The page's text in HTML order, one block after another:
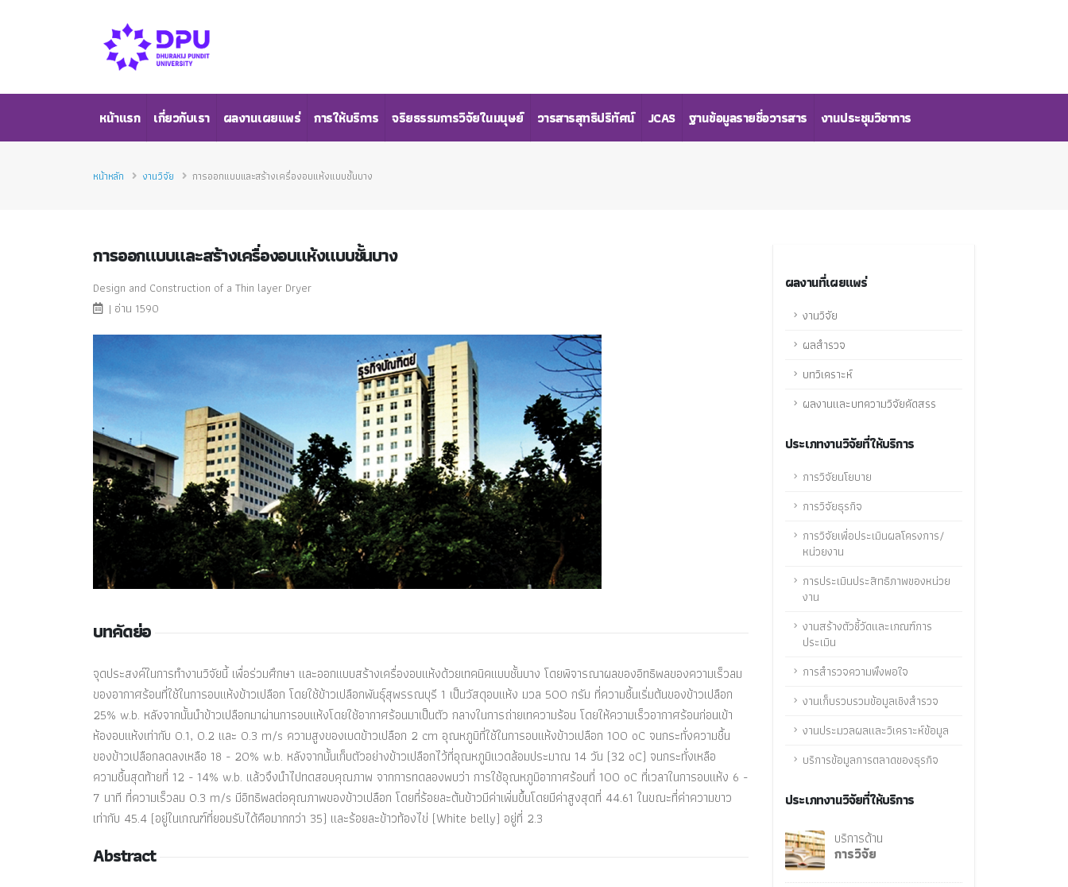
หน้าแรก เกี่ยวกับเรา ผลงานเผยแพร่ การให้บริการ จริยธรรมการวิจัยในมนุษย์ วารสารสุทธิปริทัศน์ JCAS ฐานข้อมูลรายชื่อวารสาร งานประชุมวิชาการ
หน้าหลัก งานวิจัย การออกแบบและสร้างเครื่องอบแห้งแบบชั้นบาง
การออกแบบและสร้างเครื่องอบแห้งแบบชั้นบาง
Design and Construction of a Thin layer Dryer
| อ่าน 1590
บทคัดย่อ
จุดประสงค์ในการทำงานวิจัยนี้ เพื่อร่วมศึกษา และออกแบบสร้างเครื่องอบแห้งด้วยเทคนิคแบบชั้นบาง โดยพิจารณาผลของอิทธิพลของความเร็วลม
ของอากาศร้อนที่ใช้ในการอบแห้งข้าวเปลือก โดยใช้ข้าวเปลือกพันธุ์สุพรรณบุรี 1 เป็นวัสดุอบแห้ง มวล 500 กรัม ที่ความชื้นเริ่มต้นของข้าวเปลือก
25% w.b. หลังจากนั้นนำข้าวเปลือกมาผ่านการอบแห้งโดยใช้อากาศร้อนมาเป็นตัว กลางในการถ่ายเทความร้อน โดยให้ความเร็วอากาศร้อนก่อนเข้า
ห้องอบแห้งเท่ากับ 0.1, 0.2 และ 0.3 m/s ความสูงของเบดข้าวเปลือก 2 cm อุณหภูมิที่ใช้ในการอบแห้งข้าวเปลือก 100 oC จนกระทั่งความชื้น
ของข้าวเปลือกลดลงเหลือ 18 - 20% w.b. หลังจากนั้นเก็บตัวอย่างข้าวเปลือกไว้ที่อุณหภูมิแวดล้อมประมาณ 14 วัน (32 oC) จนกระทั่งเหลือ
ความชื้นสุดท้ายที่ 12 - 14% w.b. แล้วจึงนำไปทดสอบคุณภาพ จากการทดลองพบว่า การใช้อุณหภูมิอากาศร้อนที่ 100 oC ที่เวลาในการอบแห้ง 6 -
7 นาที ที่ความเร็วลม 0.3 m/s มีอิทธิพลต่อคุณภาพของข้าวเปลือก โดยที่ร้อยละต้นข้าวมีค่าเพิ่มขึ้นโดยมีค่าสูงสุดที่ 44.61 ในขณะที่ค่าความขาว
เท่ากับ 45.4 (อยู่ในเกณฑ์ที่ยอมรับได้คือมากกว่า 35) และร้อยละข้าวท้องไข่ (White belly) อยู่ที่ 2.3
Abstract
ผลงานที่เผยแพร่
งานวิจัย
ผลสำรวจ
บทวิเคราะห์
ผลงานและบทความวิจัยคัดสรร
ประเภทงานวิจัยที่ให้บริการ
การวิจัยนโยบาย
การวิจัยธุรกิจ
การวิจัยเพื่อประเมินผลโครงการ/
หน่วยงาน
การประเมินประสิทธิภาพของหน่วย
งาน
งานสร้างตัวชี้วัดและเกณฑ์การ
ประเมิน
การสำรวจความพึงพอใจ
งานเก็บรวบรวมข้อมูลเชิงสำรวจ
งานประมวลผลและวิเคราะห์ข้อมูล
บริการข้อมูลการตลาดของธุรกิจ
ประเภทงานวิจัยที่ให้บริการ
บริการด้าน
การวิจัย